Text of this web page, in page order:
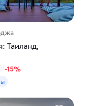
Таиланд,
-15%